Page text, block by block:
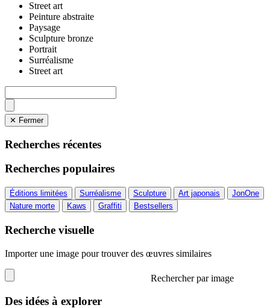
Street art
Peinture abstraite
Paysage
Sculpture bronze
Portrait
Surréalisme
Street art
✕ Fermer
Recherches récentes
Recherches populaires
Éditions limitées Surréalisme Sculpture Art japonais
JonOne
Nature morte
Kaws Graffiti Bestsellers
Recherche visuelle
Importer une image pour trouver des œuvres similaires
Rechercher par image
Des idées à explorer